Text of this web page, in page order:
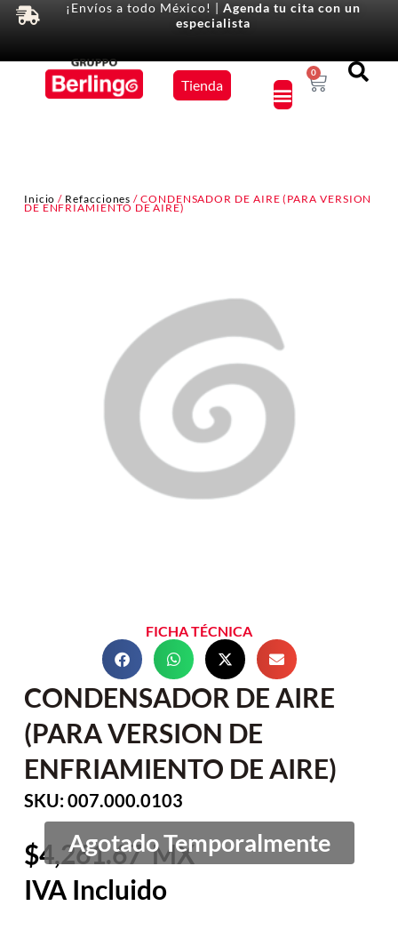
¡Envíos a todo México! | Agenda tu cita con un
especialista
Tienda
0
Inicio / Refacciones / CONDENSADOR DE AIRE (PARA VERSION
DE ENFRIAMIENTO DE AIRE)
FICHA TÉCNICA
CONDENSADOR DE AIRE
(PARA VERSION DE
ENFRIAMIENTO DE AIRE)
SKU: 007.000.0103
4,261.67